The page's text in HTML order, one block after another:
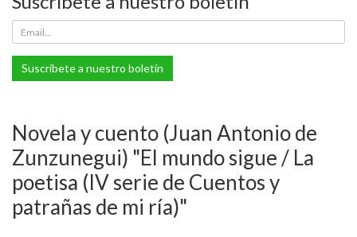
Suscríbete a nuestro boletín
Novela y cuento (Juan Antonio de
Zunzunegui) "El mundo sigue / La
poetisa (IV serie de Cuentos y
patrañas de mi ría)"